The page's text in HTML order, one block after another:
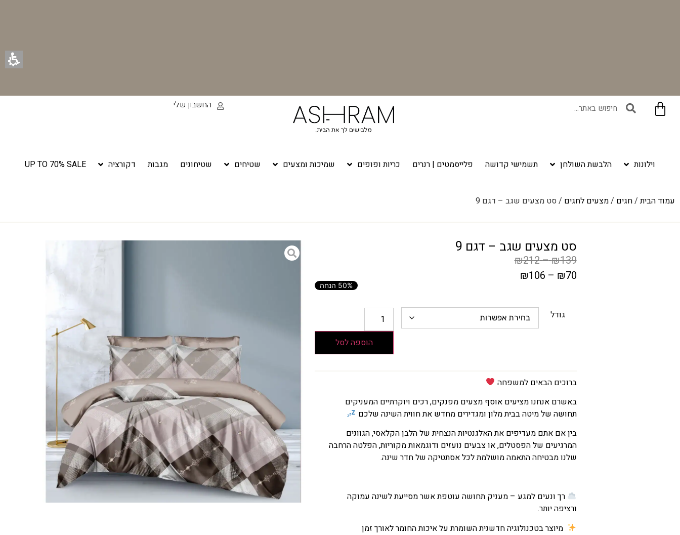
החשבון שלי
וילונות הלבשת השולחן תשמישי קדושה פלייסמטים | רנרים כריות ופופים שמיכות ומצעים שטיחים שטיחונים מגבות דקורציה UP TO 70% SALE
עמוד הבית/חגים /מצעים לחגים / סט מצעים שגב – דגם 9
סט מצעים שגב – דגם 9
₪139
–
₪212
₪70
–
₪106
הוא
טווח
מחירים:
⁦₪212⁩
המחיר
₪70
50% הנחה
גודל
הוספה לסל
ברוכים הבאים למשפחה
באשרם אנחנו מציעים אוסף מצעים מפנקים, רכים ויוקרתיים המעניקים
תחושה של מיטה בבית מלון ומגדירים מחדש את חווית השינה שלכם
בין אם אתם מעדיפים את האלגנטיות הנצחית של הלבן הקלאסי, הגוונים
המרגיעים של הפסטלים, או צבעים נועזים ודוגמאות מקוריות, הפלטה הרחבה
שלנו מבטיחה התאמה מושלמת לכל אסתטיקה של חדר שינה.
רך ונעים למגע – מעניק תחושה עוטפת אשר מסייעת לשינה עמוקה
ורציפה יותר.
מיוצר בטכנולוגיה חדשנית השומרת על איכות החומר לאורך זמן